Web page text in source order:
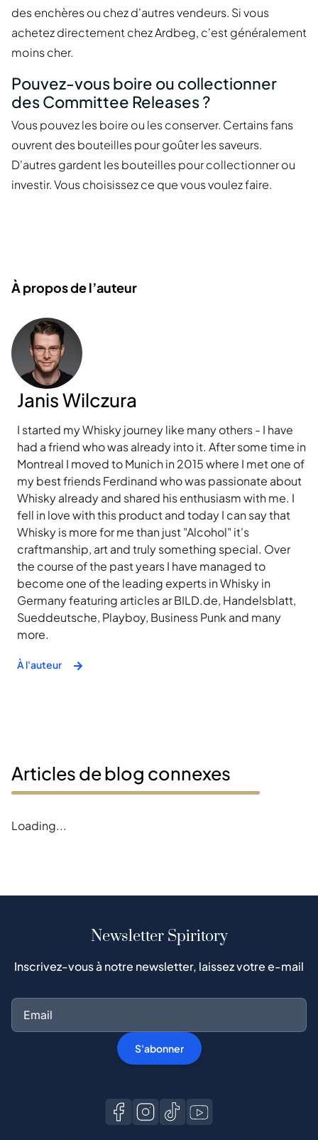
des enchères ou chez d'autres vendeurs. Si vous
achetez directement chez Ardbeg, c'est généralement
moins cher.
Pouvez-vous boire ou collectionner
des Committee Releases ?
Vous pouvez les boire ou les conserver. Certains fans
ouvrent des bouteilles pour goûter les saveurs.
D'autres gardent les bouteilles pour collectionner ou
investir. Vous choisissez ce que vous voulez faire.
À propos de l’auteur
Janis Wilczura
I started my Whisky journey like many others - I have
had a friend who was already into it. After some time in
Montreal I moved to Munich in 2015 where I met one of
my best friends Ferdinand who was passionate about
Whisky already and shared his enthusiasm with me. I
fell in love with this product and today I can say that
Whisky is more for me than just "Alcohol" it's
craftmanship, art and truly something special. Over
the course of the past years I have managed to
become one of the leading experts in Whisky in
Germany featuring articles ar BILD.de, Handelsblatt,
Sueddeutsche, Playboy, Business Punk and many
more.
À l'auteur
Articles de blog connexes
Loading...
Newsletter Spiritory
Inscrivez-vous à notre newsletter, laissez votre e-mail
S'abonner